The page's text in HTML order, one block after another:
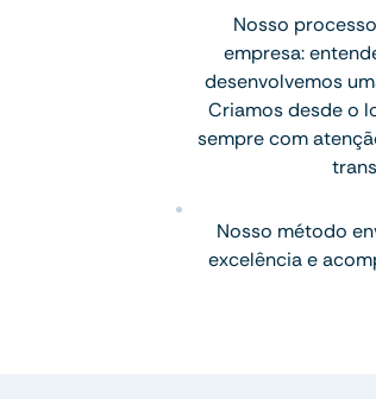
Nosso
empresa:
desenvolvemos
Criamos desde o
sempre com
Nosso método
excelência e